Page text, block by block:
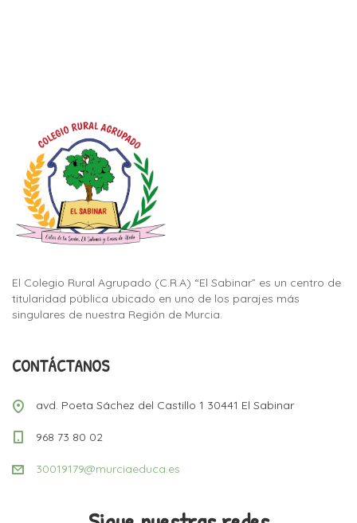
El Colegio Rural Agrupado (C.R.A) “El Sabinar” es un centro de
titularidad pública ubicado en uno de los parajes más
singulares de nuestra Región de Murcia.
CONTÁCTANOS
avd. Poeta Sáchez del Castillo 1 30441 El Sabinar
968 73 80 02
30019179@murciaeduca.es